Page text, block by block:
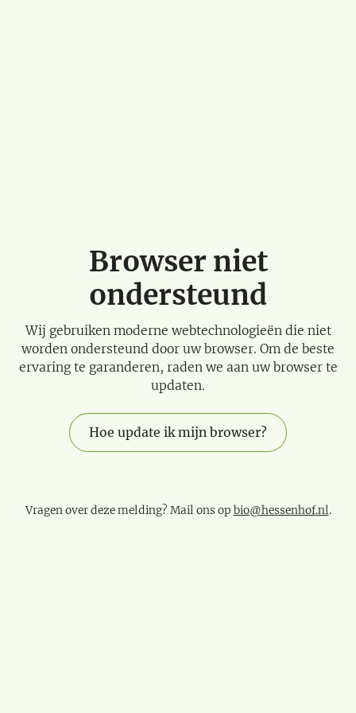
Browser niet
ondersteund
Wij gebruiken moderne webtechnologieën die niet
worden ondersteund door uw browser. Om de beste
ervaring te garanderen, raden we aan uw browser te
updaten.
Hoe update ik mijn browser?
Vragen over deze melding? Mail ons op bio@hessenhof.nl.